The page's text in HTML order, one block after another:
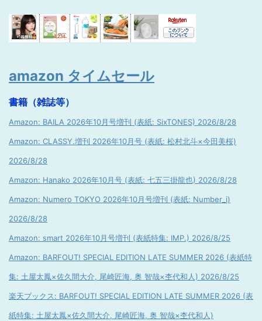
amazon タイムセール
書籍（雑誌等）
Amazon: BAILA 2026年10月号増刊 (表紙: SixTONES) 2026/8/28
Amazon: CLASSY.増刊 2026年10月号 (表紙: 松村北斗×今田美桜)
2026/8/28
Amazon: Hanako 2026年10月号 (表紙: 七五三掛龍也) 2026/8/28
Amazon: Numero TOKYO 2026年10月号増刊 (表紙: Number_i)
2026/8/28
Amazon: smart 2026年10月号増刊 (表紙特集: IMP.) 2026/8/25
Amazon: BARFOUT! SPECIAL EDITION LATE SUMMER 2026 (表紙特
集: 土屋太鳳×佐久間大介, 尾崎匠海, 奥 智哉×杢代和人) 2026/8/25
楽天ブックス: BARFOUT! SPECIAL EDITION LATE SUMMER 2026 (表
紙特集: 土屋太鳳×佐久間大介, 尾崎匠海, 奥 智哉×杢代和人)